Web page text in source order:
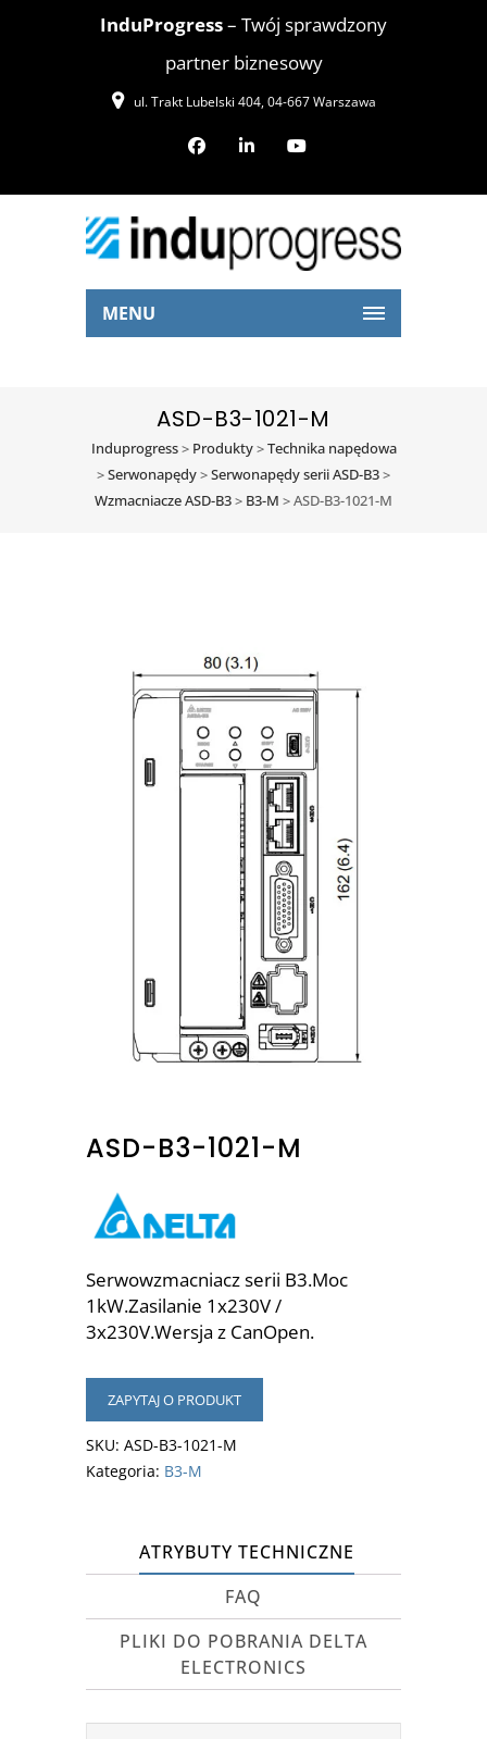
InduProgress– Twój sprawdzony
partner biznesowy
ul. Trakt Lubelski 404, 04-667 Warszawa
MENU
ASD-B3-1021-M
Induprogress> Produkty>Technika napędowa
>Serwonapędy>Serwonapędy serii ASD-B3>
Wzmacniacze ASD-B3> B3-M >ASD-B3-1021-M
ASD-B3-1021-M
Serwowzmacniacz serii B3.Moc
1kW.Zasilanie 1x230V /
3x230V.Wersja z CanOpen.
ZAPYTAJ O PRODUKT
SKU: ASD-B3-1021-M
Kategoria: B3-M
ATRYBUTY TECHNICZNE
FAQ
PLIKI DO POBRANIA DELTA
ELECTRONICS